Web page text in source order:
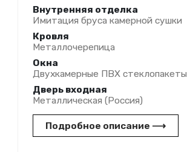
Внутренняя отделка
Имитация бруса камерной сушки
Кровля
Металлочерепица
Окна
Двухкамерные ПВХ стеклопакеты
Дверь входная
Металлическая (Россия)
Подробное описание ⟶